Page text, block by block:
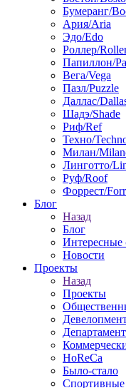
Бумеранг/
Ария/Aria
Эдо/Edo
Роллер/
Папиллон/
Вега/Vega
Пазл/Puzzle
Даллас/
Шадэ/Shade
Риф/Ref
Техно/
Милан/
Линготто/
Руф/Roof
Форрест/
Блог
Назад
Блог
Интересные
Новости
Проекты
Назад
Проекты
HoReCa
Было-стало
Спортивные